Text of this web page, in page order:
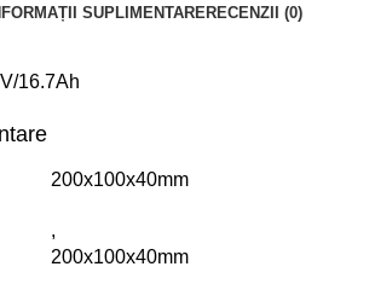
SUPLIMENTARERECENZII (0)
16.7Ah
200x100x40mm
,
200x100x40mm